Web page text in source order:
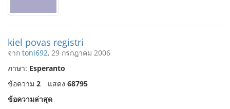
kiel povas registri
จาก toni692, 29 กรกฎาคม 2006
ภาษา: Esperanto
ข้อความ 2 แสดง 68795
ข้อความล่าสุด